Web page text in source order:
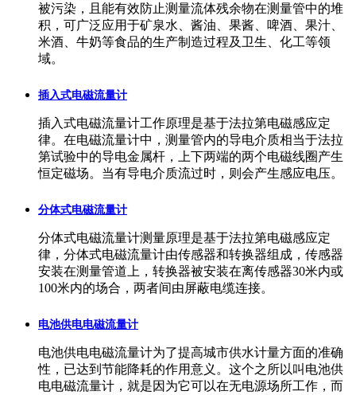
被污染，且能有效防止测量流体残余物在测量管中的堆
积，可广泛应用于矿泉水、酱油、果酱、啤酒、果汁、
米酒、牛奶等食品的生产制造过程及卫生、化工等领
域。
插入式电磁流量计
插入式电磁流量计工作原理是基于法拉第电磁感应定
律。在电磁流量计中，测量管内的导电介质相当于法拉
第试验中的导电金属杆，上下两端的两个电磁线圈产生
恒定磁场。当有导电介质流过时，则会产生感应电压。
分体式电磁流量计
分体式电磁流量计测量原理是基于法拉第电磁感应定
律，分体式电磁流量计由传感器和转换器组成，传感器
安装在测量管道上，转换器被安装在离传感器30米内或
100米内的场合，两者间由屏蔽电缆连接。
电池供电电磁流量计
电池供电电磁流量计为了提高城市供水计量方面的准确
性，已达到节能降耗的作用意义。这个之所以叫电池供
电电磁流量计，就是因为它可以在无电源场所工作，而